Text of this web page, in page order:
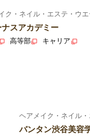
ク・ネイル・エステ・ウ
ナスアカデミー
高等部 キャリア
ヘアメイク・ネイル
バンタン渋谷美容